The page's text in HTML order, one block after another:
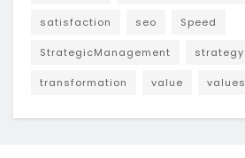
satisfaction seo Speed
StrategicManagement strategy
transformation value values